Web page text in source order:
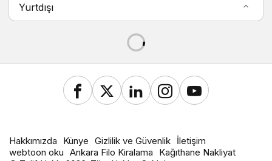
Yurtdışı
Hakkımızda Künye Gizlilik ve Güvenlik İletişim
webtoon oku Ankara Filo Kiralama
Kağıthane Nakliyat